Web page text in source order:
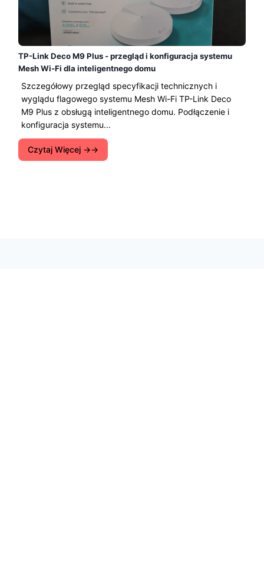
TP-Link Deco M9 Plus - przegląd i konfiguracja systemu
Mesh Wi-Fi dla inteligentnego domu
Szczegółowy przegląd specyfikacji technicznych i
wyglądu flagowego systemu Mesh Wi-Fi TP-Link Deco
M9 Plus z obsługą inteligentnego domu. Podłączenie i
konfiguracja systemu...
Czytaj Więcej →